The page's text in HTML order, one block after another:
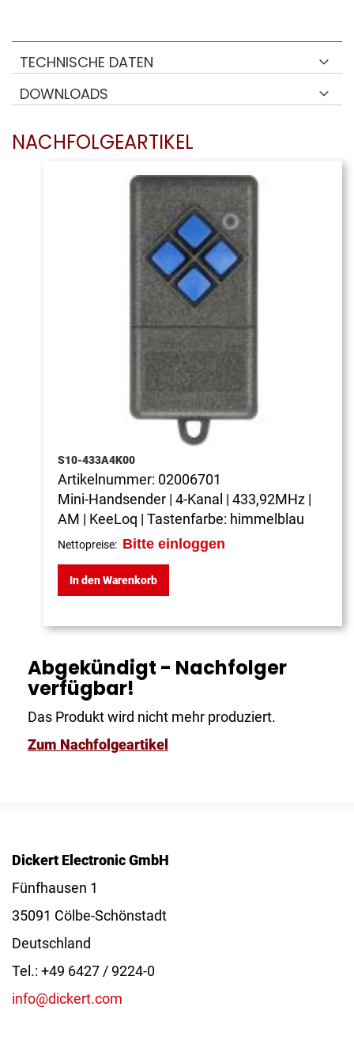
Abgekündigt - Nachfolger
verfügbar!
Das Produkt wird nicht mehr produziert.
Zum Nachfolgeartikel
TECHNISCHE DATEN
DOWNLOADS
NACHFOLGEARTIKEL
S10-433A4K00
Artikelnummer: 02006701
Mini-Handsender | 4-Kanal | 433,92MHz |
AM | KeeLoq | Tastenfarbe: himmelblau
Nettopreise: Bitte einloggen
In den Warenkorb
Dickert Electronic GmbH
Fünfhausen 1
35091 Cölbe-Schönstadt
Deutschland
Tel.: +49 6427 / 9224-0
info@dickert.com